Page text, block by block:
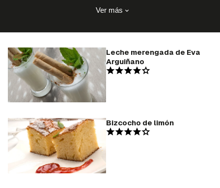
Ver más
Leche merengada de Eva
Arguiñano
Bizcocho de limón